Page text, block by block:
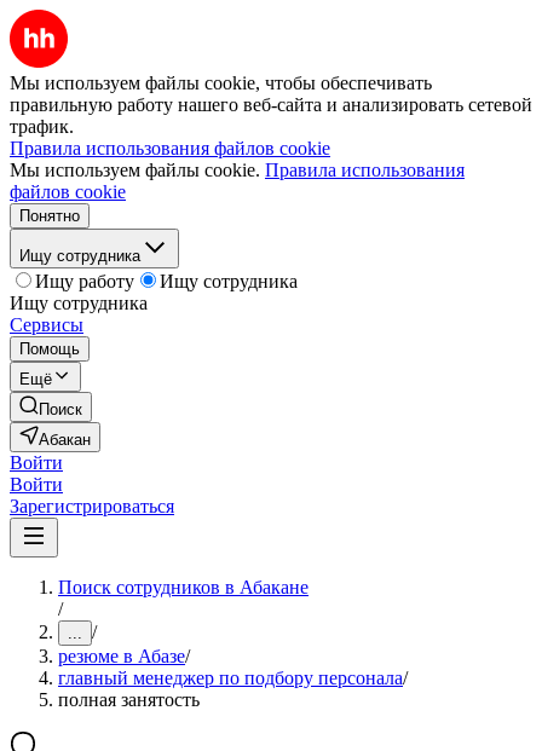
Мы используем файлы cookie, чтобы обеспечивать
правильную работу нашего веб-сайта и анализировать сетевой
трафик.
Правила использования файлов cookie
Мы используем файлы cookie. Правила использования
файлов cookie
Понятно
Ищу сотрудника
Ищу работу
Ищу сотрудника
Ищу сотрудника
Сервисы
Помощь
Ещё
Поиск
Абакан
Войти
Войти
Зарегистрироваться
Поиск сотрудников в Абакане
/
... /
резюме в Абазе/
главный менеджер по подбору персонала/
полная занятость